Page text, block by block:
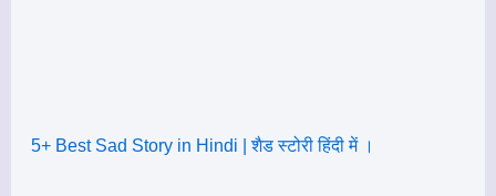
5+ Best Sad Story in Hindi | शैड स्टोरी हिंदी में ।